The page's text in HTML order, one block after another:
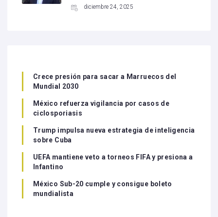
diciembre 24, 2025
Crece presión para sacar a Marruecos del
Mundial 2030
México refuerza vigilancia por casos de
ciclosporiasis
Trump impulsa nueva estrategia de inteligencia
sobre Cuba
UEFA mantiene veto a torneos FIFA y presiona a
Infantino
México Sub-20 cumple y consigue boleto
mundialista